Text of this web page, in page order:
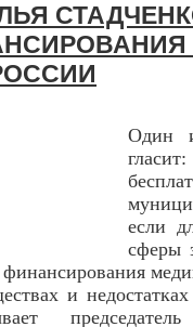
Один
если
сферы
и